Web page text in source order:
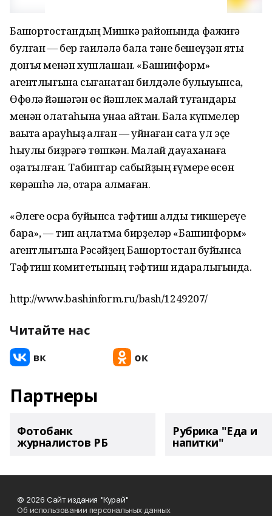
Башҡортостандың Мишкә районында фажиғә
булған — бер ғаиләлә бала тәне бешеүҙән яҡты
донъя менән хушлашҡан. «Башинформ»
агентлығына сығанаҡтан билдәле булыуынса,
Өфөлә йәшәгән өс йәшлек малай туғандары
менән олатаһына ҡунаҡҡа ҡайтҡан. Бала күпмелер
ваҡытҡа ҡарауһыҙ ҡалған — уйнаған саҡта ул эҫе
һыулы биҙрәгә төшкән. Малай дауаханаға
оҙатылған. Табиптар сабыйҙың ғүмере өсөн
көрәшһә лә, ҡотҡара алмаған.
«Әлеге осраҡ буйынса тәфтиш алды тикшереүе
бара», — тип аңлатма бирҙеләр «Башинформ»
агентлығына Рәсәйҙең Башҡортостан буйынса
Тәфтиш комитетының тәфтиш идаралығында.
http://www.bashinform.ru/bash/1249207/
Читайте нас
Партнеры
Фотобанк
журналистов РБ
Рубрика "Еда и
напитки"
© 2026 Сайт издания "Курай"
Об использовании персональных данных